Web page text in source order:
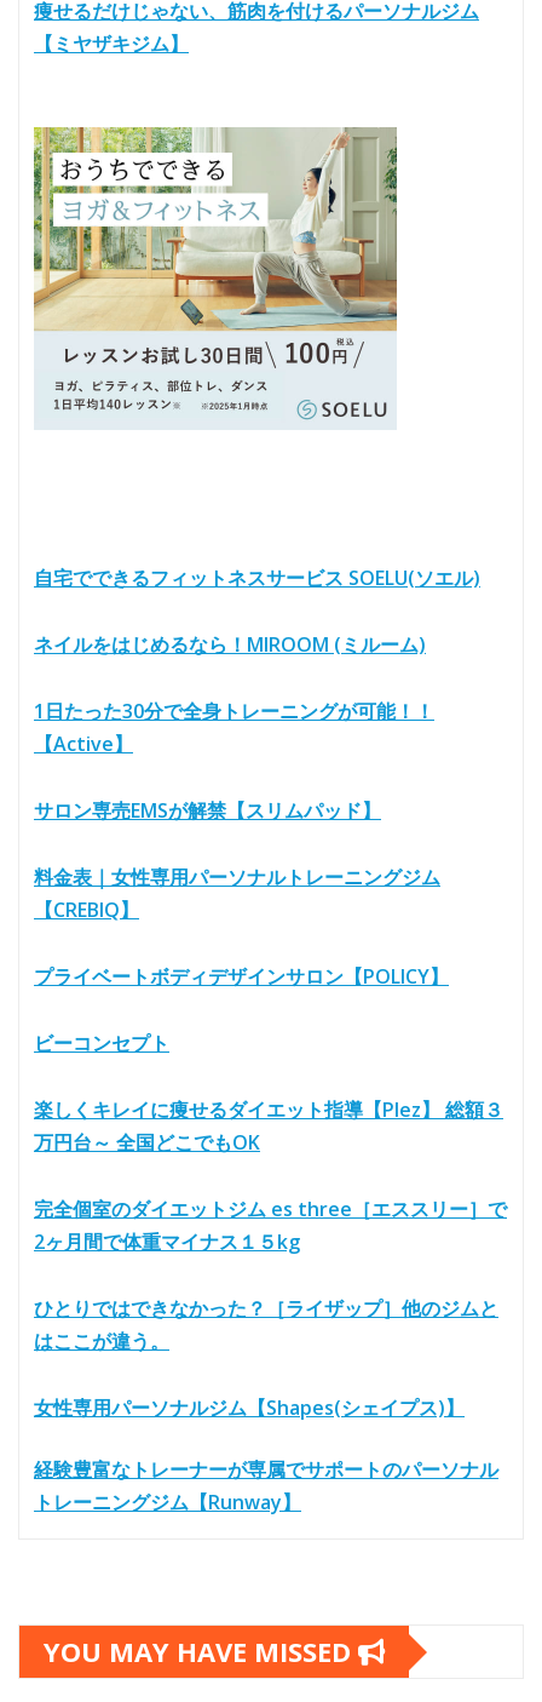
痩せるだけじゃない、筋肉を付けるパーソナルジム
【ミヤザキジム】
自宅でできるフィットネスサービス SOELU(ソエル)
ネイルをはじめるなら！MIROOM (ミルーム)
1日たった30分で全身トレーニングが可能！！
【Active】
サロン専売EMSが解禁【スリムパッド】
料金表｜女性専用パーソナルトレーニングジム
【CREBIQ】
プライベートボディデザインサロン【POLICY】
ビーコンセプト
楽しくキレイに痩せるダイエット指導【Plez】 総額３
万円台～ 全国どこでもOK
完全個室のダイエットジム es three［エススリー］で
2ヶ月間で体重マイナス１５kg
ひとりではできなかった？［ライザップ］他のジムと
はここが違う。
女性専用パーソナルジム【Shapes(シェイプス)】
経験豊富なトレーナーが専属でサポートのパーソナル
トレーニングジム【Runway】
YOU MAY HAVE MISSED